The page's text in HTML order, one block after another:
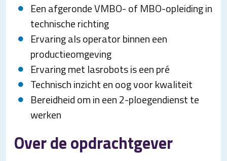
Een afgeronde VMBO- of MBO-opleiding in
technische richting
Ervaring als operator binnen een
productieomgeving
Ervaring met lasrobots is een pré
Technisch inzicht en oog voor kwaliteit
Bereidheid om in een 2-ploegendienst te
werken
Over de opdrachtgever